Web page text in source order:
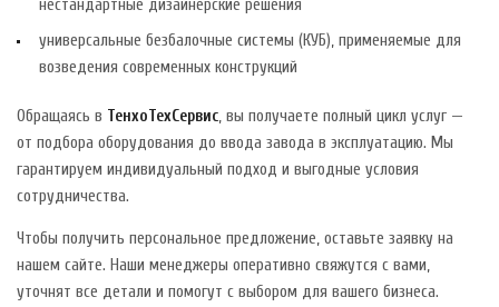
нестандартные дизайнерские решения
универсальные безбалочные системы (КУБ), применяемые для
возведения современных конструкций
Обращаясь в ТенхоТехСервис, вы получаете полный цикл услуг —
от подбора оборудования до ввода завода в эксплуатацию. Мы
гарантируем индивидуальный подход и выгодные условия
сотрудничества.
Чтобы получить персональное предложение, оставьте заявку на
нашем сайте. Наши менеджеры оперативно свяжутся с вами,
уточнят все детали и помогут с выбором для вашего бизнеса.